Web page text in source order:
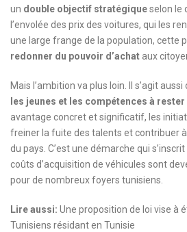
un double objectif stratégiqueselon le
l’envolée des prix des voitures, qui les
une large frange de la population, cette
redonner du pouvoir d’achat aux
Mais l’ambition va plus loin. Il s’agit
les jeunes et les compétences à
avantage concret et significatif, les
freiner la fuite des talents et contribuer
du pays. C’est une démarche qui
coûts d’acquisition de véhicules sont
pour de nombreux foyers tunisiens.
Lire aussi: Une proposition de loi vise à
Tunisiens résidant en Tunisie